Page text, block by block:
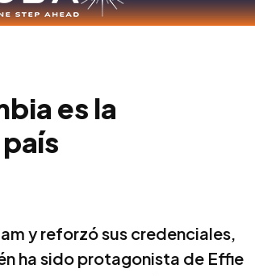
es la
y reforzó sus credenciales,
ha sido protagonista de Effie